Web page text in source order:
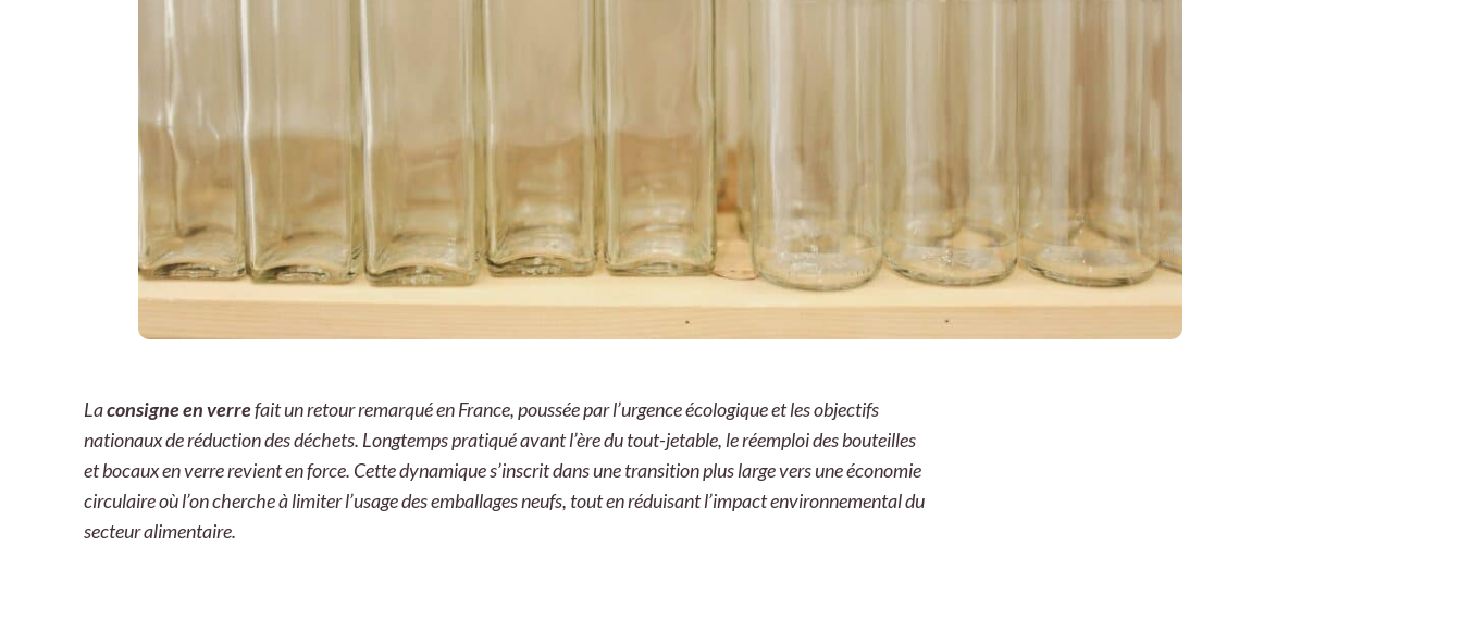
Laconsigne en verrefait un retour remarqué en France, poussée par l’urgence écologique et les objectifs
nationaux de réduction des déchets. Longtemps pratiqué avant l’ère du tout-jetable, le réemploi des bouteilles
et bocaux en verre revient en force. Cette dynamique s’inscrit dans une transition plus large vers une économie
circulaire où l’on cherche à limiter l’usage des emballages neufs, tout en réduisant l’impact environnemental du
secteur alimentaire.